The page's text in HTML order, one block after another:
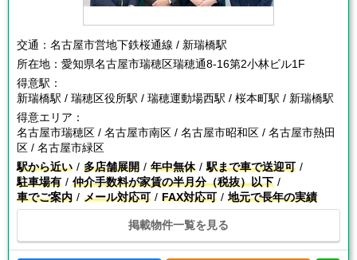
交通： 名古屋市営地下鉄桜通線 / 新瑞橋駅
所在地： 愛知県名古屋市瑞穂区瑞穂通8-16第2小林ビル1F
得意駅：
新瑞橋駅 / 瑞穂区役所駅 / 瑞穂運動場西駅 / 桜本町駅 / 新瑞橋駅
得意エリア：
名古屋市瑞穂区 / 名古屋市南区 / 名古屋市昭和区 / 名古屋市熱田
区 / 名古屋市緑区
駅から近い
多店舗展開 年中無休
駅まで車で送迎可
駐車場有
仲介手数料が家賃の半月分（税抜）以下
車でご案内
メール対応可 FAX対応可 地元で長年の実績
掲載物件一覧を見る